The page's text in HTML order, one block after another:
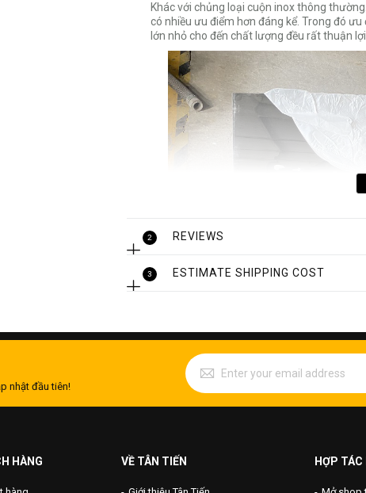
Khác với chủng loại cuộn inox thông
có nhiều ưu điểm hơn đáng kể. Trong đó
lớn nhỏ cho đến chất lượng đều rất thuận
2 REVIEWS
3 ESTIMATE SHIPPING COST
nhật đầu tiên!
HÀNG VỀ TÂN TIẾN HỢP TÁC